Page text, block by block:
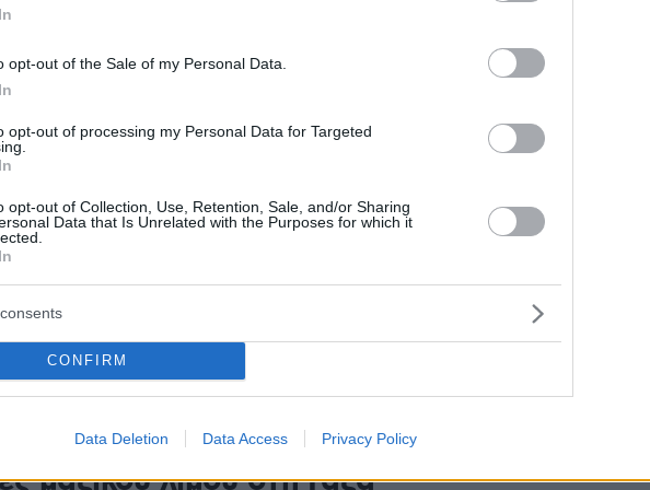
opt-out of the Sale of my Personal Data.
opt-out of processing my Personal Data for Targeted
opt-out of Collection, Use, Retention, Sale, and/or Sharing
Data that Is Unrelated with the Purposes for which it
CONFIRM
Data Deletion Data Access Privacy Policy
στιγμής πληροφορίες φέρεται πως το παιδί κατέληξε
ένα 24ωρο πριν τη μεταφορά του στο
λόγω υποσιτισμού γυναίκα από
που είχε μεταφερθεί στην
ΟΗΕ ότι δεν παραλαμβάνουν και δεν παραδίδουν
μαζικού λιμού στη Γάζα